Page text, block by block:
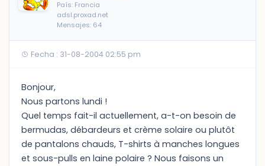
País: Francia
adsl.proxad.net
Mensajes: 64
Fecha : 31-08-2004 02:55 pm
Bonjour,
Nous partons lundi !
Quel temps fait-il actuellement, a-t-on besoin de
bermudas, débardeurs et crème solaire ou plutôt
de pantalons chauds, T-shirts à manches longues
et sous-pulls en laine polaire ? Nous faisons un